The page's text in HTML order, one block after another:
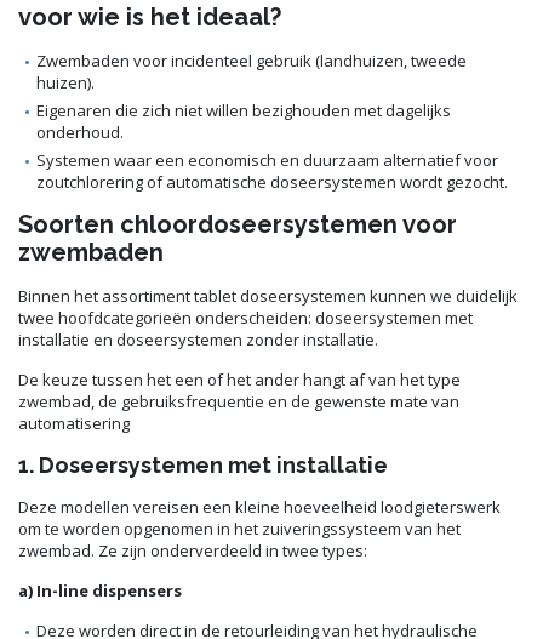
voor wie is het ideaal?
Zwembaden voor incidenteel gebruik (landhuizen, tweede
huizen).
Eigenaren die zich niet willen bezighouden met dagelijks
onderhoud.
Systemen waar een economisch en duurzaam alternatief voor
zoutchlorering of automatische doseersystemen wordt gezocht.
Soorten chloordoseersystemen voor
zwembaden
Binnen het assortiment tablet doseersystemen kunnen we duidelijk
twee hoofdcategorieën onderscheiden: doseersystemen met
installatie en doseersystemen zonder installatie.
De keuze tussen het een of het ander hangt af van het type
zwembad, de gebruiksfrequentie en de gewenste mate van
automatisering
1. Doseersystemen met installatie
Deze modellen vereisen een kleine hoeveelheid loodgieterswerk
om te worden opgenomen in het zuiveringssysteem van het
zwembad. Ze zijn onderverdeeld in twee types:
a) In-line dispensers
Deze worden direct in de retourleiding van het hydraulische